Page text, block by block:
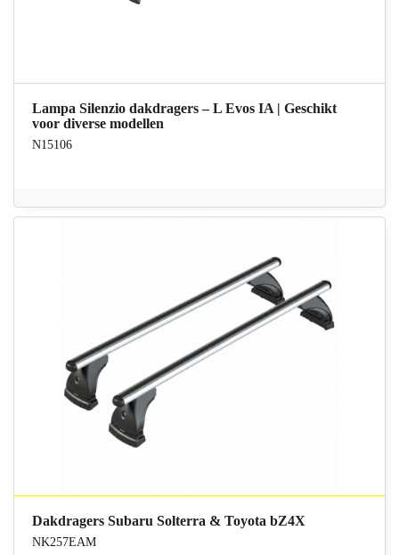
Lampa Silenzio dakdragers – L Evos IA | Geschikt
voor diverse modellen
N15106
Dakdragers Subaru Solterra & Toyota bZ4X
NK257EAM